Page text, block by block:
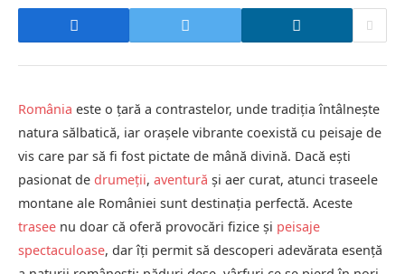
România este o țară a contrastelor, unde tradiția întâlnește
natura sălbatică, iar orașele vibrante coexistă cu peisaje de
vis care par să fi fost pictate de mână divină. Dacă ești
pasionat de drumeții, aventură și aer curat, atunci traseele
montane ale României sunt destinația perfectă. Aceste
trasee nu doar că oferă provocări fizice și peisaje
spectaculoase, dar îți permit să descoperi adevărata esență